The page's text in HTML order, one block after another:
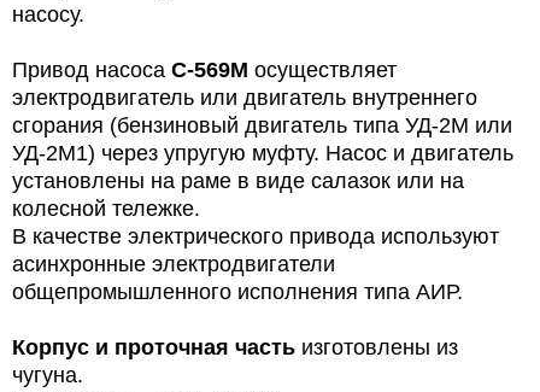
насосу.
Привод насоса С-569М осуществляет
электродвигатель или двигатель внутреннего
сгорания (бензиновый двигатель типа УД-2М или
УД-2М1) через упругую муфту. Насос и двигатель
установлены на раме в виде салазок или на
колесной тележке.
В качестве электрического привода используют
асинхронные электродвигатели
общепромышленного исполнения типа АИР.
Корпус и проточная часть изготовлены из
чугуна.